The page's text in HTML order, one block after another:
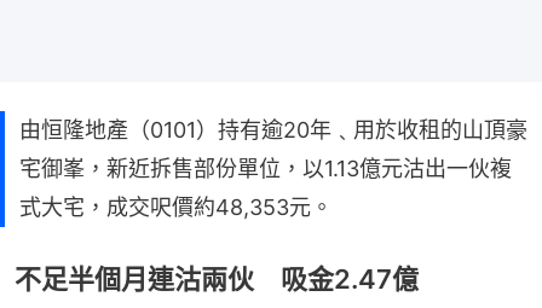
由恒隆地產（0101）持有逾20年﹑用於收租的山頂豪
宅御峯，新近拆售部份單位，以1.13億元沽出一伙複
式大宅，成交呎價約48,353元。
不足半個月連沽兩伙 吸金2.47億